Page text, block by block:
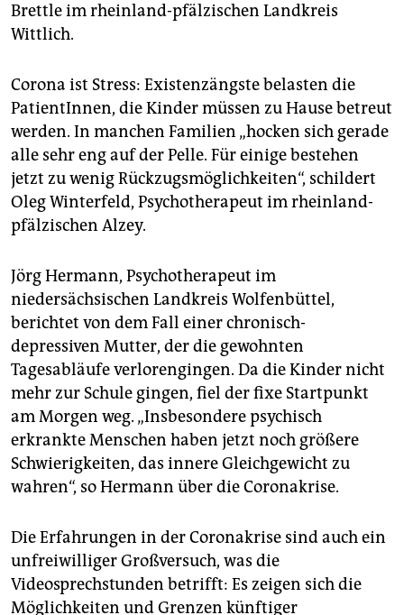
Brettle im rheinland-pfälzischen Landkreis
Wittlich.
Corona ist Stress: Existenzängste belasten die
PatientInnen, die Kinder müssen zu Hause betreut
werden. In manchen Familien „hocken sich gerade
alle sehr eng auf der Pelle. Für einige bestehen
jetzt zu wenig Rückzugsmöglichkeiten“, schildert
Oleg Winterfeld, Psychotherapeut im rheinland-
pfälzischen Alzey.
Jörg Hermann, Psychotherapeut im
niedersächsischen Landkreis Wolfenbüttel,
berichtet von dem Fall einer chronisch-
depressiven Mutter, der die gewohnten
Tagesabläufe verlorengingen. Da die Kinder nicht
mehr zur Schule gingen, fiel der fixe Startpunkt
am Morgen weg. „Insbesondere psychisch
erkrankte Menschen haben jetzt noch größere
Schwierigkeiten, das innere Gleichgewicht zu
wahren“, so Hermann über die Coronakrise.
Die Erfahrungen in der Coronakrise sind auch ein
unfreiwilliger Großversuch, was die
Videosprechstunden betrifft: Es zeigen sich die
Möglichkeiten und Grenzen künftiger